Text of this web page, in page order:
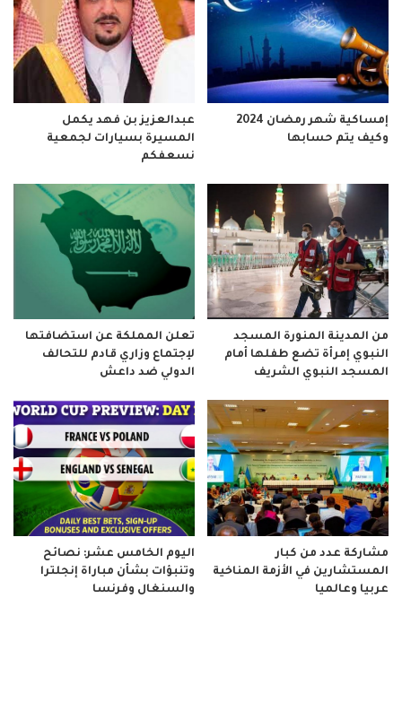
إمساكية شهر رمضان 2024
وكيف يتم حسابها
عبدالعزيز بن فهد يكمل
المسيرة بسيارات لجمعية
نسعفكم
من المدينة المنورة المسجد
النبوي إمرأة تضع طفلها أمام
المسجد النبوي الشريف
تعلن المملكة عن استضافتها
لإجتماع وزاري قادم للتحالف
الدولي ضد داعش
مشاركة عدد من كبار
المستشارين في الأزمة المناخية
عربيا وعالميا
اليوم الخامس عشر: نصائح
وتنبؤات بشأن مباراة إنجلترا
والسنغال وفرنسا